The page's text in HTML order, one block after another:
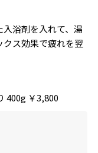
浴剤を入れて、湯
ス効果で疲れを翌
400g ￥3,800